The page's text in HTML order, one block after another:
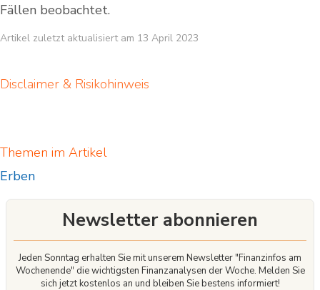
Fällen beobachtet.
Artikel zuletzt aktualisiert am 13 April 2023
Disclaimer & Risikohinweis
Themen im Artikel
Erben
Newsletter abonnieren
Jeden Sonntag erhalten Sie mit unserem Newsletter "Finanzinfos am
Wochenende" die wichtigsten Finanzanalysen der Woche. Melden Sie
sich jetzt kostenlos an und bleiben Sie bestens informiert!